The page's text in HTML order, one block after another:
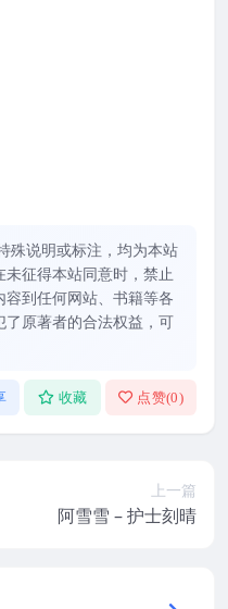
殊说明或标注，均为本站
征得本站同意时，禁止
到任何网站、书籍等各
原著者的合法权益，可
收藏 点赞(0)
上一篇
阿雪雪 – 护士刻晴